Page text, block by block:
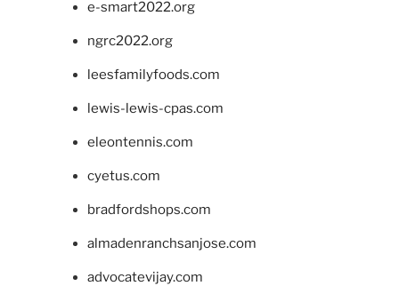
e-smart2022.org
ngrc2022.org
leesfamilyfoods.com
lewis-lewis-cpas.com
eleontennis.com
cyetus.com
bradfordshops.com
almadenranchsanjose.com
advocatevijay.com